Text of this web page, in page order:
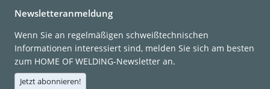
Newsletteranmeldung
Wenn Sie an regelmäßigen schweißtechnischen
Informationen interessiert sind, melden Sie sich am besten
zum HOME OF WELDING-Newsletter an.
Jetzt abonnieren!